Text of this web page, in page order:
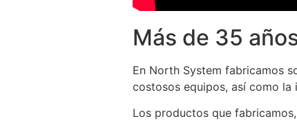
Más de 35
En North System fabricamos
costosos equipos, así como la
Los productos que